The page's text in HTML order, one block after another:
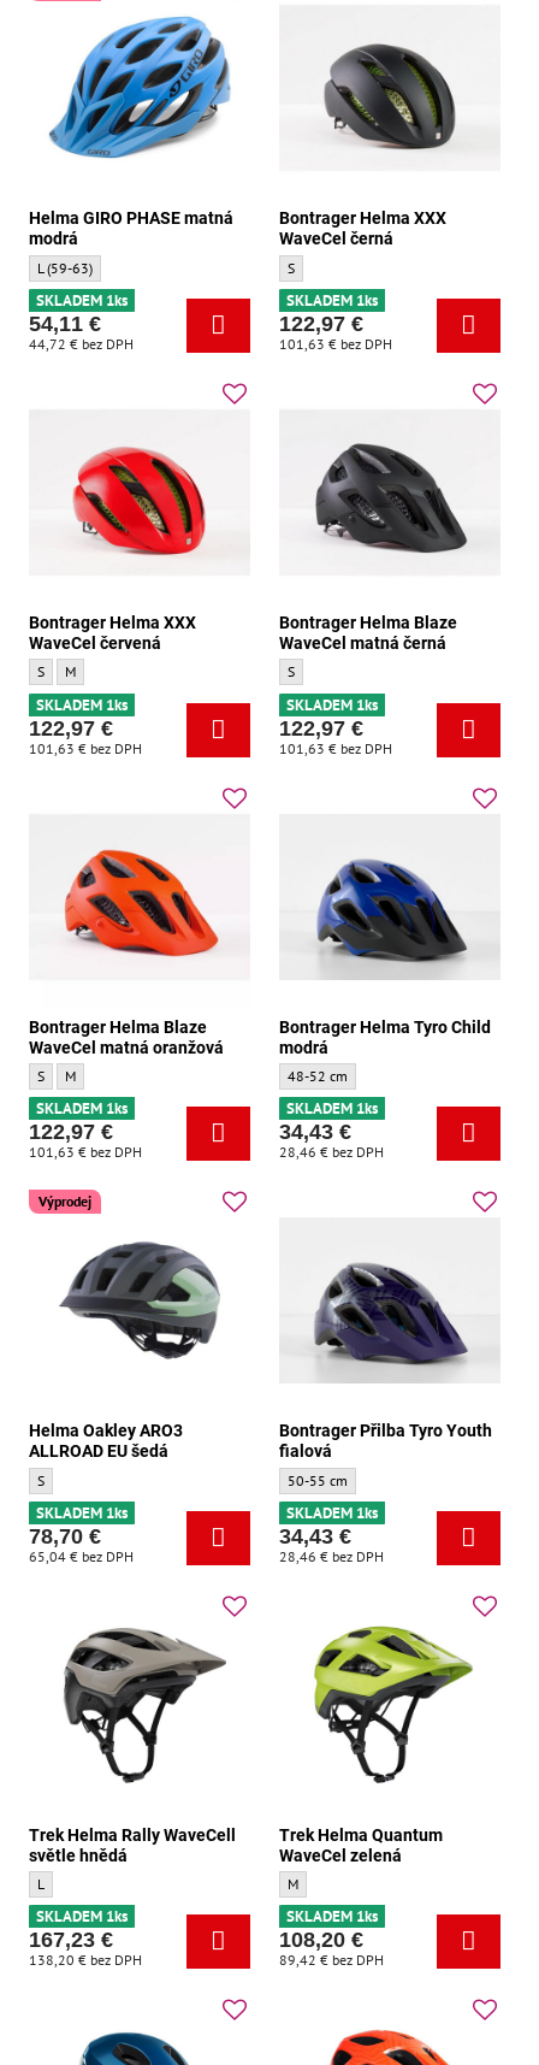
Helma GIRO PHASE matná
modrá
Helma GIRO PHASE matná modrá - Velikost:
L (59-63)
SKLADEM 1ks
54,11 €
44,72 € bez DPH
Bontrager Helma XXX
WaveCel černá
Bontrager Helma XXX WaveCel černá -
S
SKLADEM 1ks
122,97 €
101,63 € bez DPH
Bontrager Helma XXX
WaveCel červená
Bontrager Helma XXX WaveCel červená - Velikost:
S Bontrager Helma XXX WaveCel červená - Velikost:
M
SKLADEM 1ks
122,97 €
101,63 € bez DPH
Bontrager Helma Blaze
WaveCel matná černá
Bontrager Helma Blaze WaveCel matná
S
SKLADEM 1ks
122,97 €
101,63 € bez DPH
Bontrager Helma Blaze
WaveCel matná oranžová
Bontrager Helma Blaze WaveCel matná oranžová - Velikost:
S Bontrager Helma Blaze WaveCel matná oranžová - Velikost:
M
SKLADEM 1ks
122,97 €
101,63 € bez DPH
Bontrager Helma Tyro Child
modrá
Bontrager Helma Tyro Child modrá -
48-52 cm
SKLADEM 1ks
34,43 €
28,46 € bez DPH
Výprodej
Helma Oakley ARO3
ALLROAD EU šedá
Helma Oakley ARO3 ALLROAD EU šedá - Velikost:
S
SKLADEM 1ks
78,70 €
65,04 € bez DPH
Bontrager Přilba Tyro Youth
fialová
Bontrager Přilba Tyro Youth fialová -
50-55 cm
SKLADEM 1ks
34,43 €
28,46 € bez DPH
Trek Helma Rally WaveCell
světle hnědá
Trek Helma Rally WaveCell světle hnědá - Velikost:
L
SKLADEM 1ks
167,23 €
138,20 € bez DPH
Trek Helma Quantum
WaveCel zelená
Trek Helma Quantum WaveCel zelená -
M
SKLADEM 1ks
108,20 €
89,42 € bez DPH